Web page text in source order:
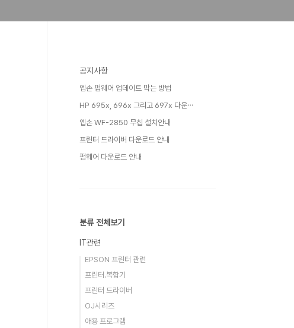
공지사항
엡손 펌웨어 업데이트 막는 방법
HP 695x, 696x 그리고 697x 다운⋯
엡손 WF-2850 무칩 설치안내
프린터 드라이버 다운로드 안내
펌웨어 다운로드 안내
분류 전체보기
IT관련
EPSON 프린터 관련
프린터.복합기
프린터 드라이버
OJ시리즈
애용 프로그램